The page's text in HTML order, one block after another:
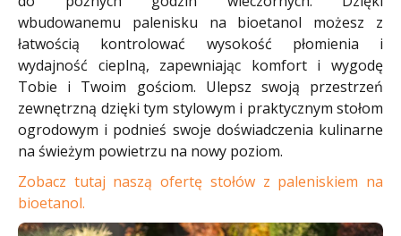
wbudowanemu palenisku na bioetanol możesz z
łatwością kontrolować wysokość płomienia i
wydajność cieplną, zapewniając komfort i wygodę
Tobie i Twoim gościom. Ulepsz swoją przestrzeń
zewnętrzną dzięki tym stylowym i praktycznym stołom
ogrodowym i podnieś swoje doświadczenia kulinarne
na świeżym powietrzu na nowy poziom.
Zobacz tutaj naszą ofertę stołów z paleniskiem na
bioetanol.